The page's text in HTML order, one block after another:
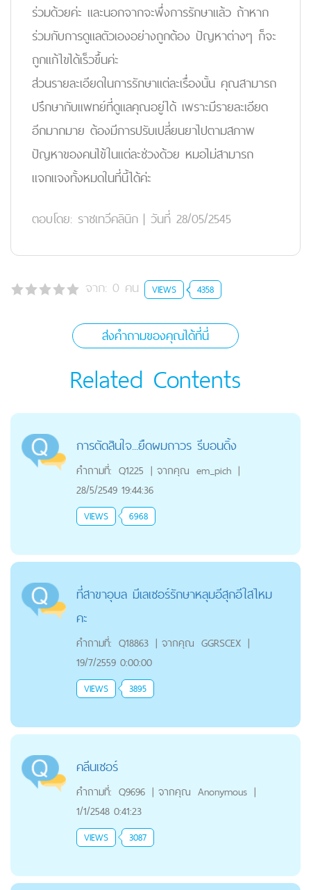
ร่วมด้วยค่ะ และนอกจากจะพึ่งการรักษาแล้ว ถ้าหาก
ร่วมกับการดูแลตัวเองอย่างถูกต้อง ปัญหาต่างๆ ก็จะ
ถูกแก้ไขได้เร็วขึ้นค่ะ
ส่วนรายละเอียดในการรักษาแต่ละเรื่องนั้น คุณสามารถ
ปรึกษากับแพทย์ที่ดูแลคุณอยู่ได้ เพราะมีรายละเอียด
อีกมากมาย ต้องมีการปรับเปลี่ยนยาไปตามสภาพ
ปัญหาของคนไข้ในแต่ละช่วงด้วย หมอไม่สามารถ
แจกแจงทั้งหมดในที่นี้ได้ค่ะ
ตอบโดย: ราชเทวีคลินิก | วันที่ 28/05/2545
จาก: 0 คน VIEWS 4358
ส่งคำถามของคุณได้ที่นี่
Related Contents
การตัดสินใจ...ยืดผมถาวร รีบอนดิ้ง
คำถามที่: Q1225 | จากคุณ em_pich |
28/5/2549 19:44:36
VIEWS 6968
ที่สาขาอุบล มีเลเซอร์รักษาหลุมอีสุกอีใสไหม
คะ
คำถามที่: Q18863 | จากคุณ GGRSCEX |
19/7/2559 0:00:00
VIEWS 3895
คลีนเซอร์
คำถามที่: Q9696 | จากคุณ Anonymous |
1/1/2548 0:41:23
VIEWS 3087